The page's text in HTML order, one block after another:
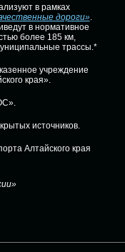
в рамках
дороги».
в нормативное
более 185 км,
трассы.*
учреждение
края».
источников.
Алтайского края